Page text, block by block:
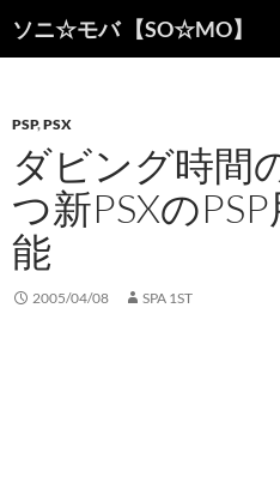
ソニ☆モバ 【SO☆MO】
索
ン
へ
ス
ッ
プ
PSP,PSX
ダビング時間
つ新PSXの
能
2005/04/08 SPA 1ST